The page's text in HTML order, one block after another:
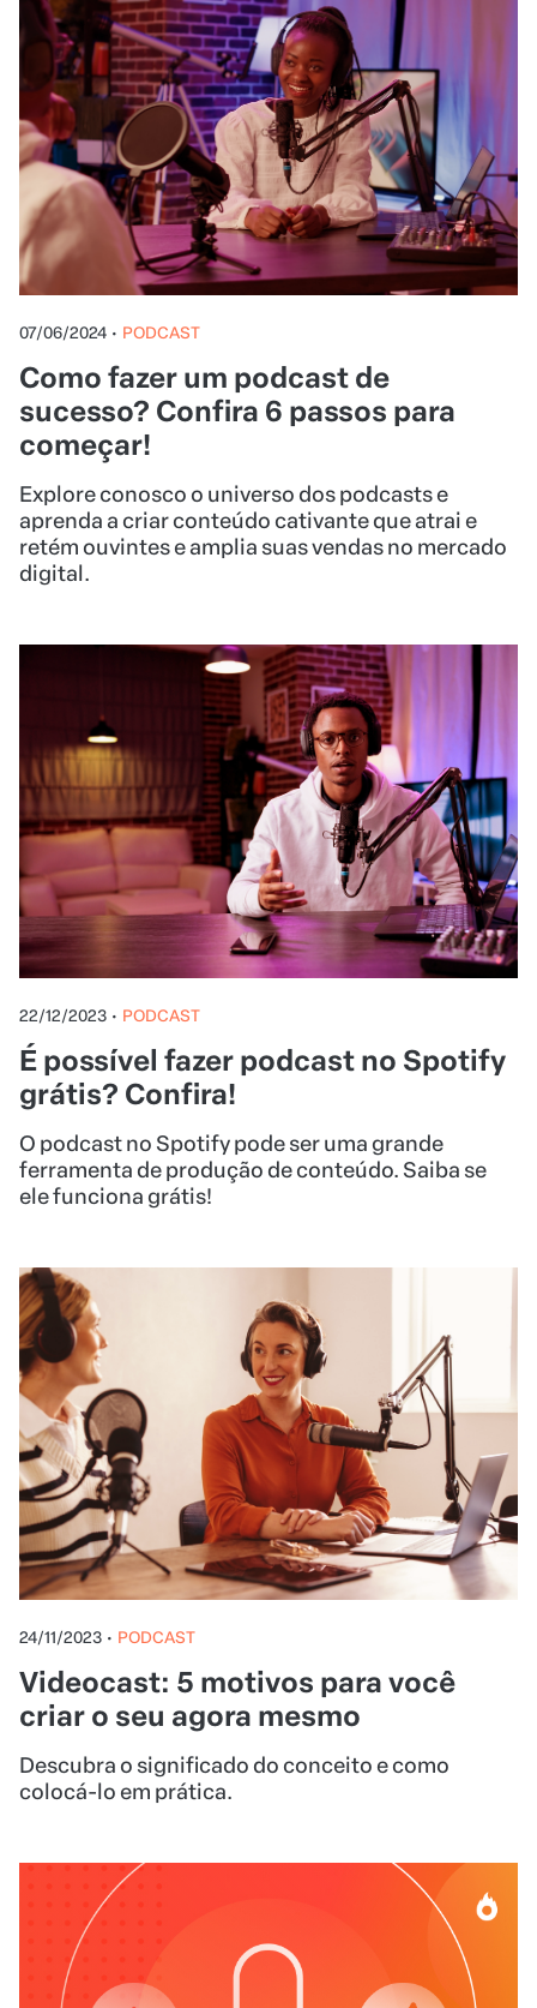
07/06/2024 • PODCAST
Como fazer um podcast de
sucesso? Confira 6 passos para
começar!
Explore conosco o universo dos podcasts e
aprenda a criar conteúdo cativante que atrai e
retém ouvintes e amplia suas vendas no mercado
digital.
22/12/2023 • PODCAST
É possível fazer podcast no Spotify
grátis? Confira!
O podcast no Spotify pode ser uma grande
ferramenta de produção de conteúdo. Saiba se
ele funciona grátis!
24/11/2023 • PODCAST
Videocast: 5 motivos para você
criar o seu agora mesmo
Descubra o significado do conceito e como
colocá-lo em prática.